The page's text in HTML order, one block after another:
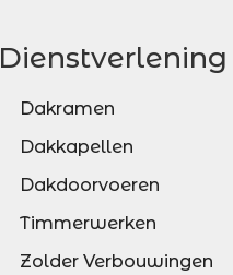
Dienstverlening
Dakramen
Dakkapellen
Dakdoorvoeren
Timmerwerken
Zolder Verbouwingen